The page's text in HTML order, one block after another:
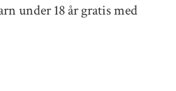
under 18 år gratis med